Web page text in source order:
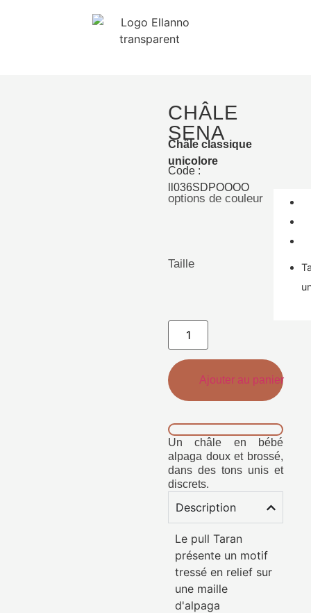
CHÂLE
SENA
Châle classique
unicolore
Code :
ll036SDPOOOO
options de couleur
Taille
Ajouter au panier
Un châle en bébé
alpaga doux et brossé,
dans des tons unis et
discrets.
Description
Le pull Taran
présente un motif
tressé en relief sur
une maille
d'alpaga